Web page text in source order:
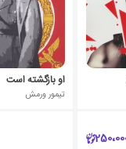
او بازگشته است
تیمور ورمش